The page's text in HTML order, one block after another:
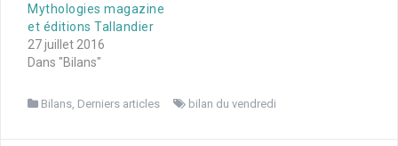
Mythologies magazine
et éditions Tallandier
27 juillet 2016
Dans "Bilans"
Bilans Derniers articles bilan du vendredi